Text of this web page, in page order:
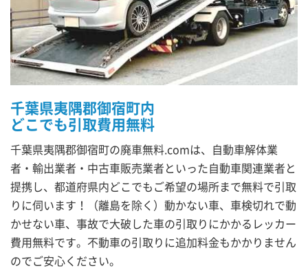
千葉県夷隅郡御宿町内
どこでも引取費用無料
千葉県夷隅郡御宿町の廃車無料.comは、自動車解体業
者・輸出業者・中古車販売業者といった自動車関連業者と
提携し、都道府県内どこでもご希望の場所まで無料で引取
りに伺います！（離島を除く）動かない車、車検切れで動
かせない車、事故で大破した車の引取りにかかるレッカー
費用無料です。不動車の引取りに追加料金もかかりません
のでご安心ください。